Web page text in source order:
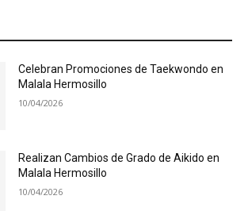
Celebran Promociones de Taekwondo en
Malala Hermosillo
10/04/2026
Realizan Cambios de Grado de Aikido en
Malala Hermosillo
10/04/2026